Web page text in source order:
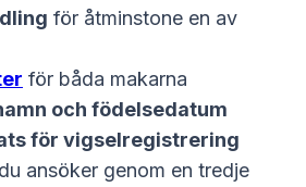
för åtminstone en av
för båda makarna
och födelsedatum
för vigselregistrering
ansöker genom en tredje